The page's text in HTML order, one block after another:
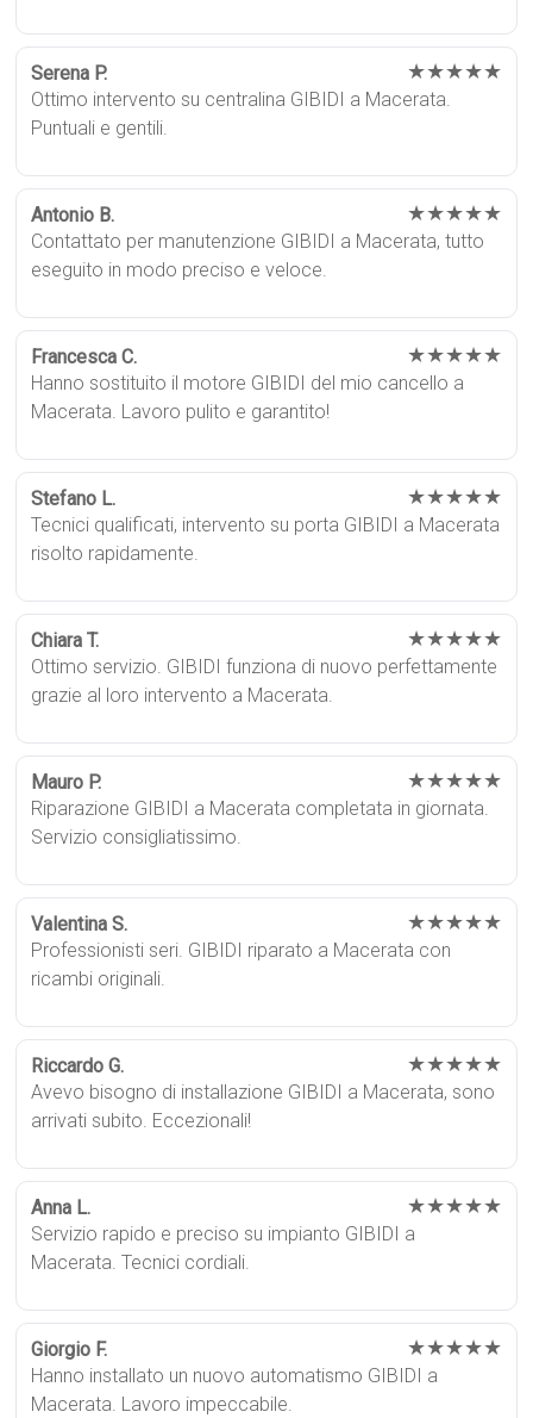
Serena P. ★★★★★
Ottimo intervento su centralina GIBIDI a Macerata.
Puntuali e gentili.
Antonio B. ★★★★★
Contattato per manutenzione GIBIDI a Macerata, tutto
eseguito in modo preciso e veloce.
Francesca C. ★★★★★
Hanno sostituito il motore GIBIDI del mio cancello a
Macerata. Lavoro pulito e garantito!
Stefano L. ★★★★★
Tecnici qualificati, intervento su porta GIBIDI a Macerata
risolto rapidamente.
Chiara T. ★★★★★
Ottimo servizio. GIBIDI funziona di nuovo perfettamente
grazie al loro intervento a Macerata.
Mauro P. ★★★★★
Riparazione GIBIDI a Macerata completata in giornata.
Servizio consigliatissimo.
Valentina S. ★★★★★
Professionisti seri. GIBIDI riparato a Macerata con
ricambi originali.
Riccardo G. ★★★★★
Avevo bisogno di installazione GIBIDI a Macerata, sono
arrivati subito. Eccezionali!
Anna L. ★★★★★
Servizio rapido e preciso su impianto GIBIDI a
Macerata. Tecnici cordiali.
Giorgio F. ★★★★★
Hanno installato un nuovo automatismo GIBIDI a
Macerata. Lavoro impeccabile.